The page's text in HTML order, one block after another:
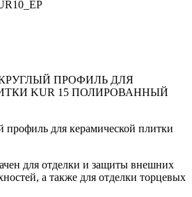
для керамической плитки
для отделки и защиты внешних
а также для отделки торцевых